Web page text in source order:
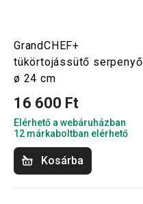
GrandCHEF+
tükörtojássütő serpenyő
ø 24 cm
16 600 Ft
Elérhető a webáruházban
12 márkaboltban elérhető
Kosárba